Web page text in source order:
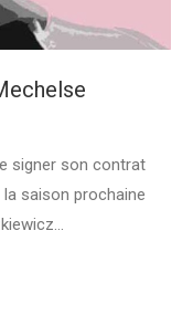
signer son contrat
saison prochaine